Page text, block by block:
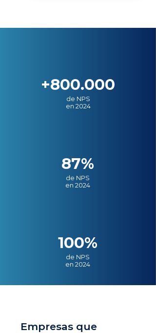
+800.000
de NPS
en 2024
87%
de NPS
en 2024
100%
de NPS
en 2024
Empresas que